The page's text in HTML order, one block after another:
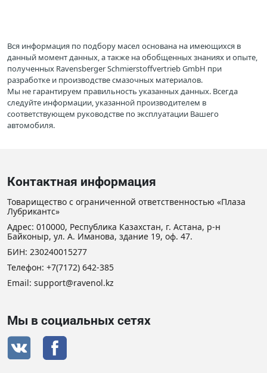
Вся информация по подбору масел основана на имеющихся в
данный момент данных, а также на обобщенных знаниях и опыте,
полученных Ravensberger Schmierstoffvertrieb GmbH при
разработке и производстве смазочных материалов.
Мы не гарантируем правильность указанных данных. Всегда
следуйте информации, указанной производителем в
соответствующем руководстве по эксплуатации Вашего
автомобиля.
Контактная информация
Товарищество с ограниченной ответственностью «Плаза
Лубрикантс»
Адрес: 010000, Республика Казахстан, г. Астана, р-н
Байконыр, ул. А. Иманова, здание 19, оф. 47.
БИН: 230240015277
Телефон: +7(7172) 642-385
Email: support@ravenol.kz
Мы в социальных сетях